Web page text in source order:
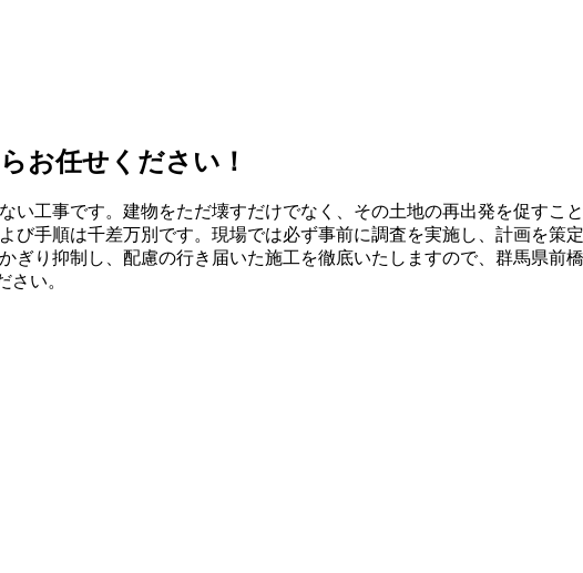
お任せください！
工事です。建物をただ壊すだけでなく、その土地の再出発を促すこ
手順は千差万別です。現場では必ず事前に調査を実施し、計画を策
り抑制し、配慮の行き届いた施工を徹底いたしますので、群馬県前
い。